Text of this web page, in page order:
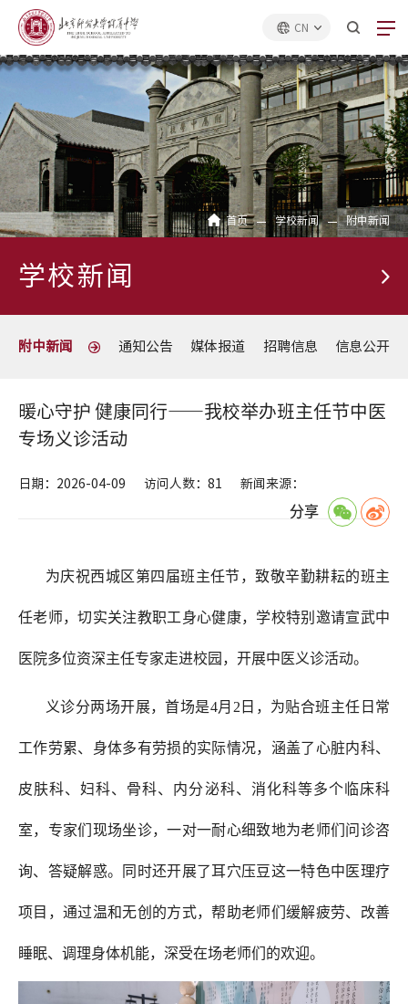
CN
首页 学校新闻 附中新闻
学校新闻
附中新闻 通知公告 媒体报道 招聘信息 信息公开
暖心守护 健康同行——我校举办班主任节中医
专场义诊活动
日期：2026-04-09 访问人数：81 新闻来源：
分享
为庆祝西城区第四届班主任节，致敬辛勤耕耘的班主
任老师，切实关注教职工身心健康，学校特别邀请宣武中
医院多位资深主任专家走进校园，开展中医义诊活动。
义诊分两场开展，首场是4月2日，为贴合班主任日常
工作劳累、身体多有劳损的实际情况，涵盖了心脏内科、
皮肤科、妇科、骨科、内分泌科、消化科等多个临床科
室，专家们现场坐诊，一对一耐心细致地为老师们问诊咨
询、答疑解惑。同时还开展了耳穴压豆这一特色中医理疗
项目，通过温和无创的方式，帮助老师们缓解疲劳、改善
睡眠、调理身体机能，深受在场老师们的欢迎。